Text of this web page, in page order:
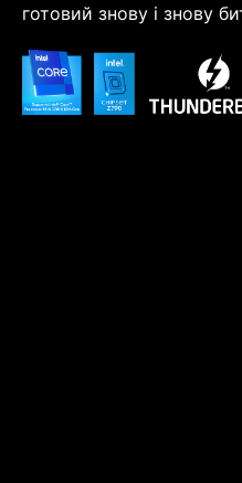
готовий знову і знову